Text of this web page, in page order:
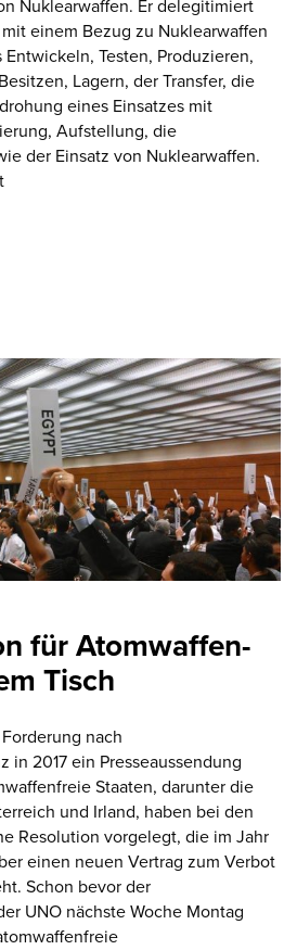
Nuklearwaffen. Er delegitimiert
einem Bezug zu Nuklearwaffen
Testen, Produzieren,
Lagern, der Transfer, die
eines Einsatzes mit
Aufstellung, die
der Einsatz von Nuklearwaffen.
für Atomwaffen-
Tisch
nach
in 2017 ein Presseaussendung
Staaten, darunter die
und Irland, haben bei den
Resolution vorgelegt, die im Jahr
einen neuen Vertrag zum Verbot
Schon bevor der
UNO nächste Woche Montag